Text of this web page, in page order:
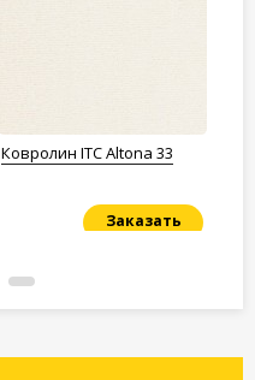
Ковролин ITC Altona 33
Заказать